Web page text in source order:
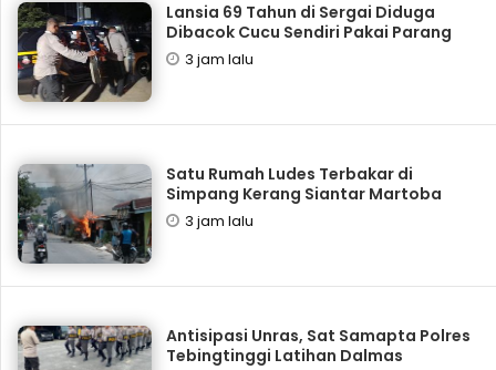
Lansia 69 Tahun di Sergai Diduga
Dibacok Cucu Sendiri Pakai Parang
3 jam lalu
Satu Rumah Ludes Terbakar di
Simpang Kerang Siantar Martoba
3 jam lalu
Antisipasi Unras, Sat Samapta Polres
Tebingtinggi Latihan Dalmas